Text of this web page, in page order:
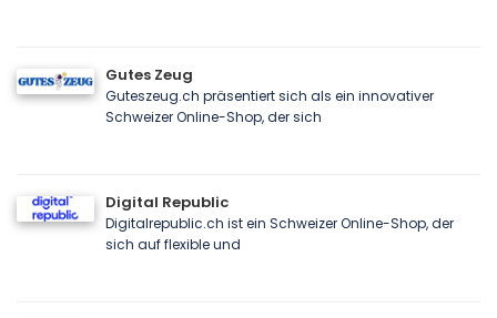
Gutes Zeug
Guteszeug.ch präsentiert sich als ein innovativer
Schweizer Online-Shop, der sich
Digital Republic
Digitalrepublic.ch ist ein Schweizer Online-Shop, der
sich auf flexible und